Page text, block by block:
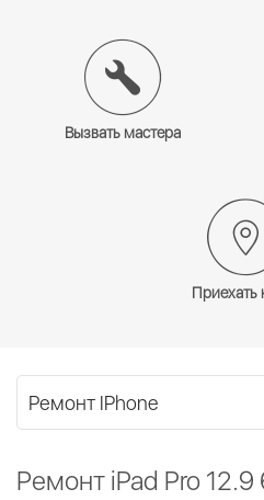
Вызвать мастера
Приехать
Ремонт iPad Pro 12.9